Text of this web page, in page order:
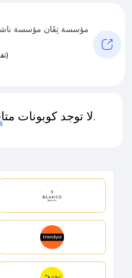
مؤسسة تِقَان مؤسسة ناشئة
(0 تقييمات)
لا توجد كوبونات متاحة لـهذا المتجر حاليًا.